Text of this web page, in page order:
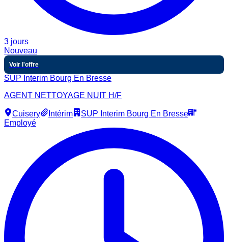
3 jours
Nouveau
Voir l'offre
SUP Interim Bourg En Bresse
AGENT NETTOYAGE NUIT H/F
Cuisery Intérim
SUP Interim Bourg En Bresse
Employé